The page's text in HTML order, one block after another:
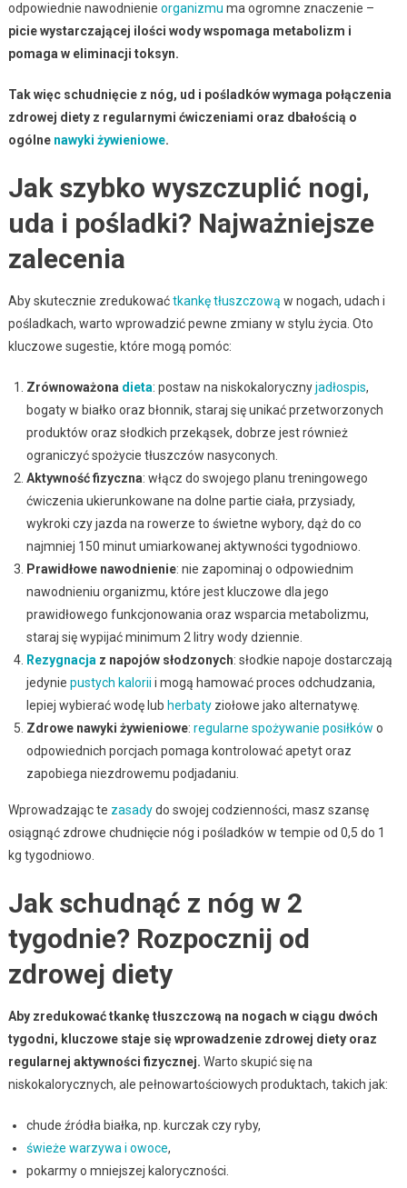
odpowiednie nawodnienie organizmu ma ogromne znaczenie –
picie wystarczającej ilości wody wspomaga metabolizm i
pomaga w eliminacji toksyn.
Tak więc schudnięcie z nóg, ud i pośladków wymaga połączenia
zdrowej diety z regularnymi ćwiczeniami oraz dbałością o
ogólne nawyki żywieniowe.
Jak szybko wyszczuplić nogi,
uda i pośladki? Najważniejsze
zalecenia
Aby skutecznie zredukowaćtkankę tłuszczową w nogach, udach i
pośladkach, warto wprowadzić pewne zmiany w stylu życia. Oto
kluczowe sugestie, które mogą pomóc:
Zrównoważona dieta: postaw na niskokalorycznyjadłospis,
bogaty w białko oraz błonnik, staraj się unikać przetworzonych
produktów oraz słodkich przekąsek, dobrze jest również
ograniczyć spożycie tłuszczów nasyconych.
Aktywność fizyczna: włącz do swojego planu treningowego
ćwiczenia ukierunkowane na dolne partie ciała, przysiady,
wykroki czy jazda na rowerze to świetne wybory, dąż do co
najmniej 150 minut umiarkowanej aktywności tygodniowo.
Prawidłowe nawodnienie: nie zapominaj o odpowiednim
nawodnieniu organizmu, które jest kluczowe dla jego
prawidłowego funkcjonowania oraz wsparcia metabolizmu,
staraj się wypijać minimum 2 litry wody dziennie.
Rezygnacja z napojów słodzonych: słodkie napoje dostarczają
jedynie pustych kalorii i mogą hamować proces odchudzania,
lepiej wybierać wodę lub herbatyziołowe jako alternatywę.
Zdrowe nawyki żywieniowe: regularne spożywanie posiłków o
odpowiednich porcjach pomaga kontrolować apetyt oraz
zapobiega niezdrowemu podjadaniu.
Wprowadzając te zasadydo swojej codzienności, masz szansę
osiągnąć zdrowe chudnięcie nóg i pośladków w tempie od 0,5 do 1
kg tygodniowo.
Jak schudnąć z nóg w 2
tygodnie? Rozpocznij od
zdrowej diety
Aby zredukować tkankę tłuszczową na nogach w ciągu dwóch
tygodni, kluczowe staje się wprowadzenie zdrowej diety oraz
regularnej aktywności fizycznej. Warto skupić się na
niskokalorycznych, ale pełnowartościowych produktach, takich jak:
chude źródła białka, np. kurczak czy ryby,
świeże warzywa i owoce,
pokarmy o mniejszej kaloryczności.